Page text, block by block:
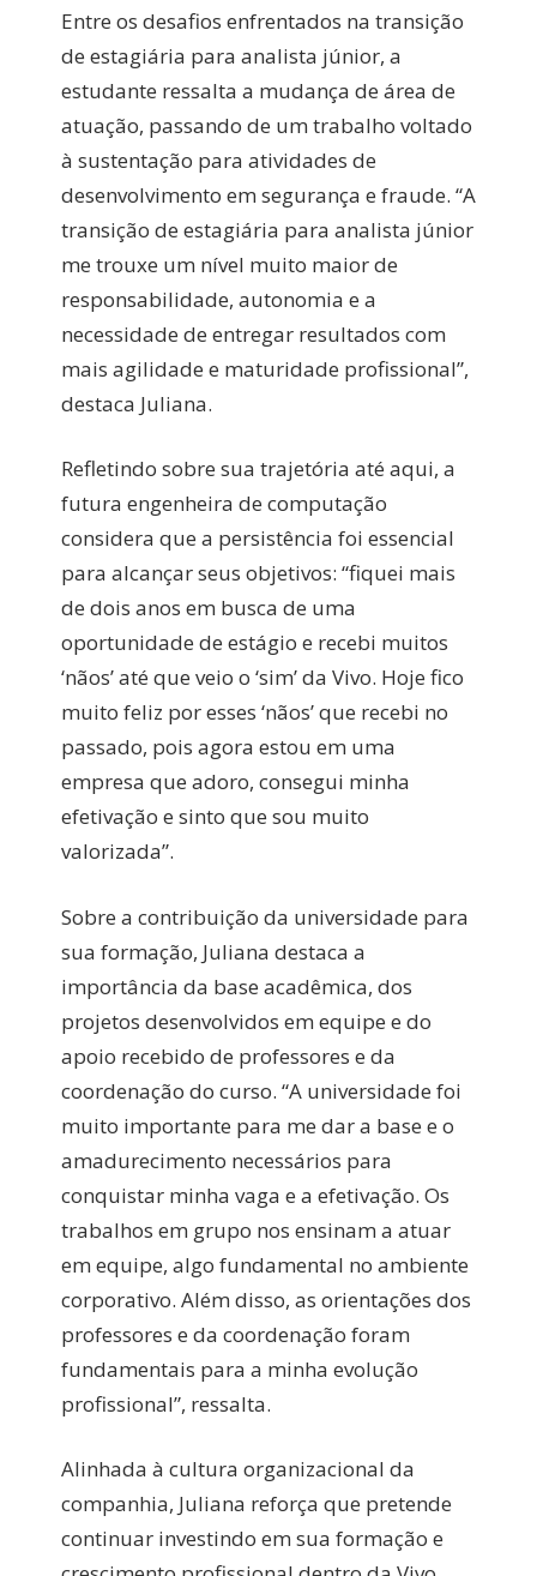
Entre os desafios enfrentados na transição
de estagiária para analista júnior, a
estudante ressalta a mudança de área de
atuação, passando de um trabalho voltado
à sustentação para atividades de
desenvolvimento em segurança e fraude. “A
transição de estagiária para analista júnior
me trouxe um nível muito maior de
responsabilidade, autonomia e a
necessidade de entregar resultados com
mais agilidade e maturidade profissional”,
destaca Juliana.
Refletindo sobre sua trajetória até aqui, a
futura engenheira de computação
considera que a persistência foi essencial
para alcançar seus objetivos: “fiquei mais
de dois anos em busca de uma
oportunidade de estágio e recebi muitos
‘nãos’ até que veio o ‘sim’ da Vivo. Hoje fico
muito feliz por esses ‘nãos’ que recebi no
passado, pois agora estou em uma
empresa que adoro, consegui minha
efetivação e sinto que sou muito
valorizada”.
Sobre a contribuição da universidade para
sua formação, Juliana destaca a
importância da base acadêmica, dos
projetos desenvolvidos em equipe e do
apoio recebido de professores e da
coordenação do curso. “A universidade foi
muito importante para me dar a base e o
amadurecimento necessários para
conquistar minha vaga e a efetivação. Os
trabalhos em grupo nos ensinam a atuar
em equipe, algo fundamental no ambiente
corporativo. Além disso, as orientações dos
professores e da coordenação foram
fundamentais para a minha evolução
profissional”, ressalta.
Alinhada à cultura organizacional da
companhia, Juliana reforça que pretende
continuar investindo em sua formação e